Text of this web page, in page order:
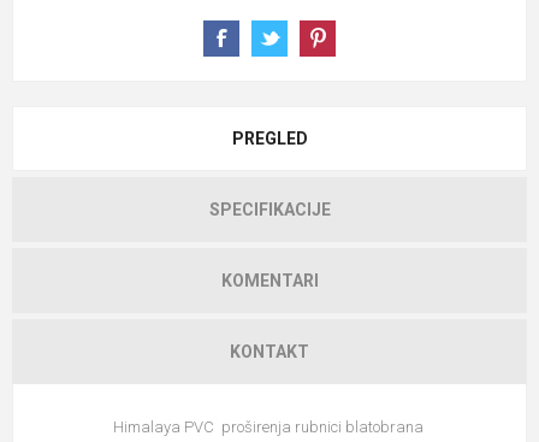
PREGLED
SPECIFIKACIJE
KOMENTARI
KONTAKT
Himalaya PVC proširenja rubnici blatobrana